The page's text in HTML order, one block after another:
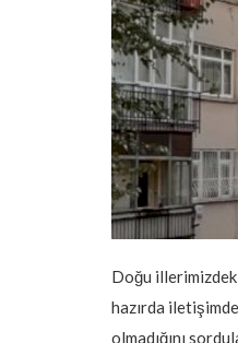
Doğu
hazırda
olmadığını